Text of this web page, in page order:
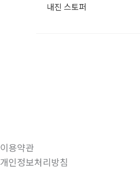
내진 스토퍼
이용약관
개인정보처리방침